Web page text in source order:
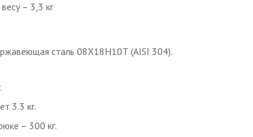
– 3,3 кг
сталь 08Х18Н10Т (AISI 304).
3.3 кг.
– 300 кг.